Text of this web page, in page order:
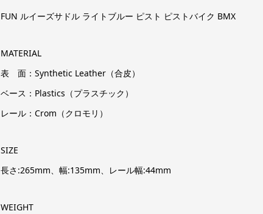
FUN ルイーズサドル ライトブルー ピスト ピストバイク BMX
MATERIAL
表 面：Synthetic Leather（合皮）
ベース：Plastics（プラスチック）
レール：Crom（クロモリ）
SIZE
長さ:265mm、幅:135mm、レール幅:44mm
WEIGHT